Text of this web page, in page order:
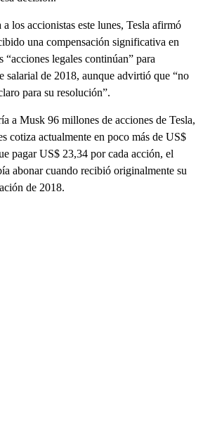
los accionistas este lunes, Tesla afirmó
una compensación significativa en
“acciones legales continúan” para
salarial de 2018, aunque advirtió que “no
para su resolución”.
a Musk 96 millones de acciones de Tesla,
cotiza actualmente en poco más de US$
pagar US$ 23,34 por cada acción, el
abonar cuando recibió originalmente su
de 2018.